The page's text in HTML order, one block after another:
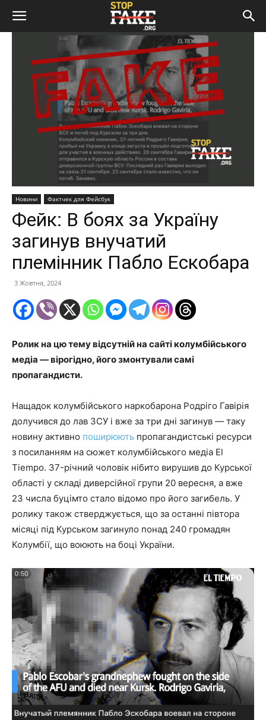
Новини Фактчек для Фейсбук
Фейк: В боях за Україну
загинув внучатий
племінник Пабло Ескобара
3 Жовтня, 2024
Ролик на цю тему відсутній на сайті колумбійського
медіа — вірогідно, його змонтували самі
пропагандисти.
Нащадок колумбійського наркобарона Родріго Гавірія
долучився до лав ЗСУ і вже за три дні загинув — таку
новину активно поширюють пропагандистські ресурси
з посиланням на сюжет колумбійського медіа El
Tiempo. 37-річний чоловік нібито вирушив до Курської
області у складі диверсійної групи 20 вересня, а вже
23 числа буцімто стало відомо про його загибель. У
ролику також стверджується, що за останні півтора
місяці під Курськом загинуло понад 240 громадян
Колумбії, що воюють на боці України.